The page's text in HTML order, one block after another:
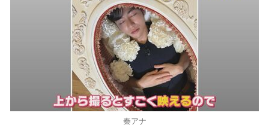
秦アナ